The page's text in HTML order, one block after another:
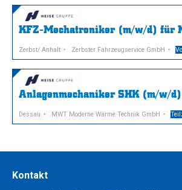
KFZ-Mechatroniker (m/w/d) für
Zerbst/ Anhalt Zerbster Fahrzeugservice GmbH
Anlagenmechaniker SHK (m/w/d)
Dessau MWT Moderne Wärme Technik GmbH
Kontakt